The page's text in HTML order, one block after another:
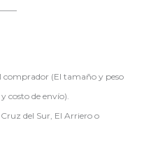
comprador (El tamaño y peso
costo de envío).
del Sur, El Arriero o